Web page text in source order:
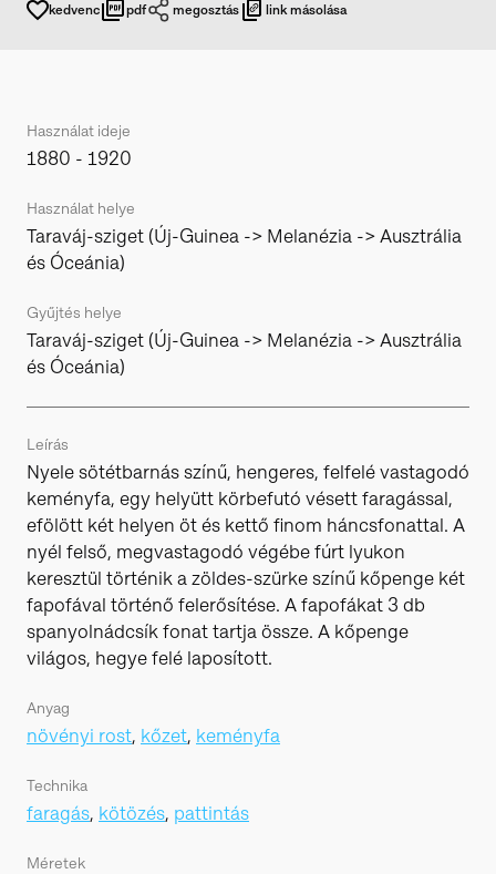
kedvenc pdf megosztás link másolása
Használat ideje
1880 - 1920
Használat helye
Taraváj-sziget (Új-Guinea -> Melanézia -> Ausztrália
és Óceánia)
Gyűjtés helye
Taraváj-sziget (Új-Guinea -> Melanézia -> Ausztrália
és Óceánia)
Leírás
Nyele sötétbarnás színű, hengeres, felfelé vastagodó
keményfa, egy helyütt körbefutó vésett faragással,
efölött két helyen öt és kettő finom háncsfonattal. A
nyél felső, megvastagodó végébe fúrt lyukon
keresztül történik a zöldes-szürke színű kőpenge két
fapofával történő felerősítése. A fapofákat 3 db
spanyolnádcsík fonat tartja össze. A kőpenge
világos, hegye felé laposított.
Anyag
növényi rost, kőzet, keményfa
Technika
faragás, kötözés, pattintás
Méretek